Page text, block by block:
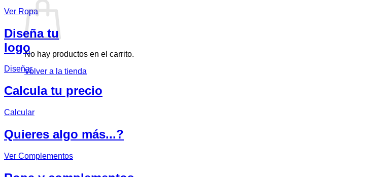
No hay productos en el carrito.
Volver a la tienda
Ver Ropa
Diseña tu
logo
Diseñar
Calcula tu precio
Calcular
Quieres algo más...?
Ver Complementos